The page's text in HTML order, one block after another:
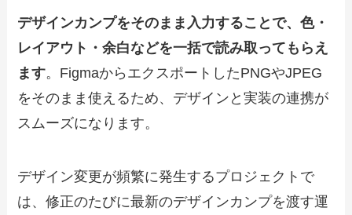
デザインカンプをそのまま入力することで、色・
レイアウト・余白などを一括で読み取ってもらえ
ます。FigmaからエクスポートしたPNGやJPEG
をそのまま使えるため、デザインと実装の連携が
スムーズになります。
デザイン変更が頻繁に発生するプロジェクトで
は、修正のたびに最新のデザインカンプを渡す運